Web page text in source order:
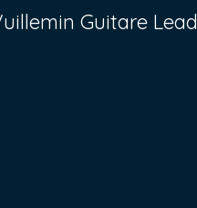
Guitare Lead